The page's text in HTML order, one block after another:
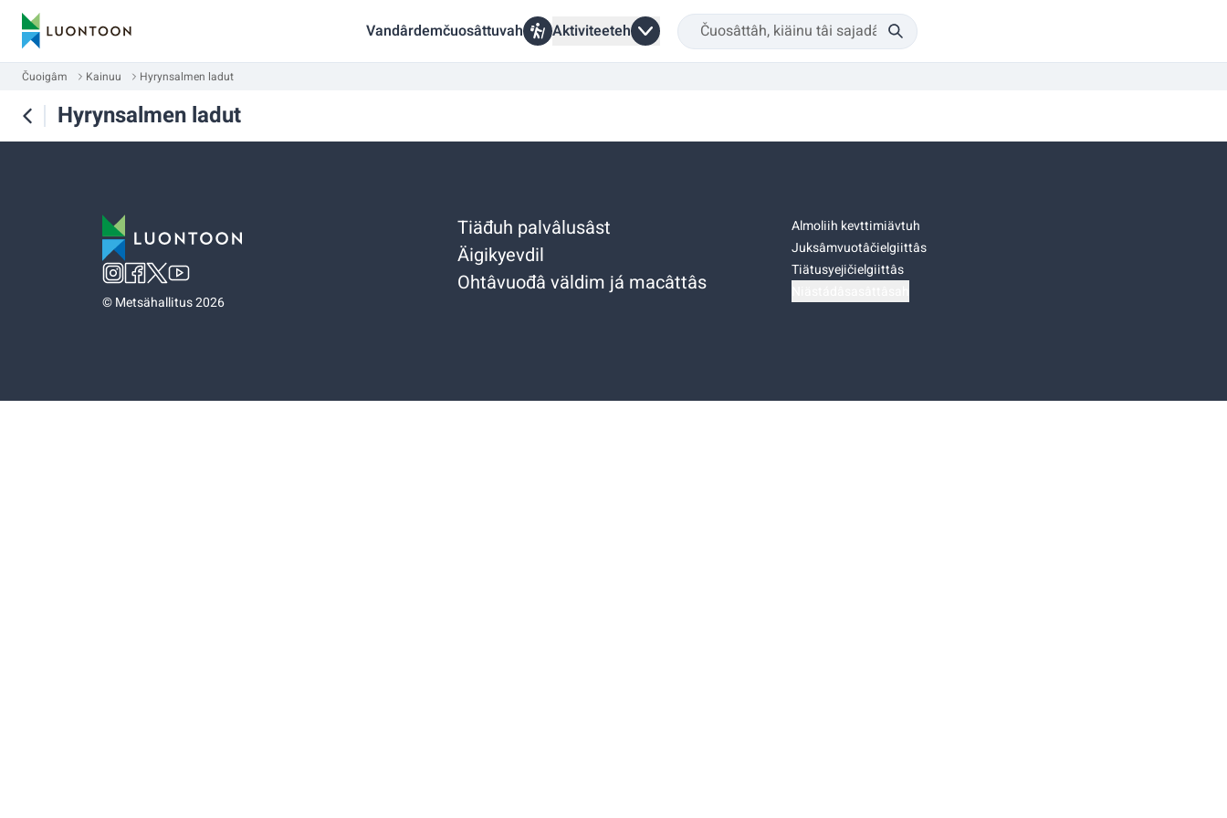
Vandârdemčuosâttuvah Aktiviteeteh
Čuoigâm Kainuu Hyrynsalmen ladut
Hyrynsalmen ladut
©Metsähallitus 2026
Tiäđuh palvâlusâst
Äigikyevdil
Ohtâvuođâ väldim já macâttâs
Almoliih kevttimiävtuh
Juksâmvuotâčielgiittâs
Tiätusyejičielgiittâs